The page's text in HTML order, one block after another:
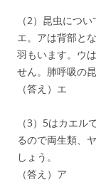
（2）昆虫につ
エ。アは背部と
羽もいます。ウ
せん。肺呼吸の
（答え）エ
（3）5はカエ
るので両生類、
しょう。
（答え）ア